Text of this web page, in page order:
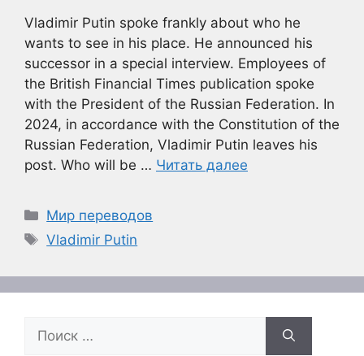
Vladimir Putin spoke frankly about who he
wants to see in his place. He announced his
successor in a special interview. Employees of
the British Financial Times publication spoke
with the President of the Russian Federation. In
2024, in accordance with the Constitution of the
Russian Federation, Vladimir Putin leaves his
post. Who will be … Читать далее
Рубрики
Мир переводов
Метки
Vladimir Putin
Поиск: